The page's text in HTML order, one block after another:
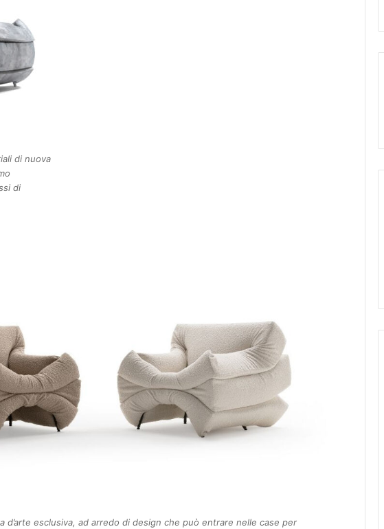
di nuova
di
d’arte esclusiva, ad arredo di design che può entrare nelle case per